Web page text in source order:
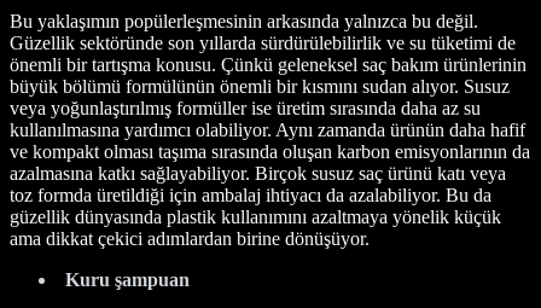
Bu yaklaşımın popülerleşmesinin arkasında yalnızca bu değil.
Güzellik sektöründe son yıllarda sürdürülebilirlik ve su tüketimi de
önemli bir tartışma konusu. Çünkü geleneksel saç bakım ürünlerinin
büyük bölümü formülünün önemli bir kısmını sudan alıyor. Susuz
veya yoğunlaştırılmış formüller ise üretim sırasında daha az su
kullanılmasına yardımcı olabiliyor. Aynı zamanda ürünün daha hafif
ve kompakt olması taşıma sırasında oluşan karbon emisyonlarının da
azalmasına katkı sağlayabiliyor. Birçok susuz saç ürünü katı veya
toz formda üretildiği için ambalaj ihtiyacı da azalabiliyor. Bu da
güzellik dünyasında plastik kullanımını azaltmaya yönelik küçük
ama dikkat çekici adımlardan birine dönüşüyor.
Kuru şampuan